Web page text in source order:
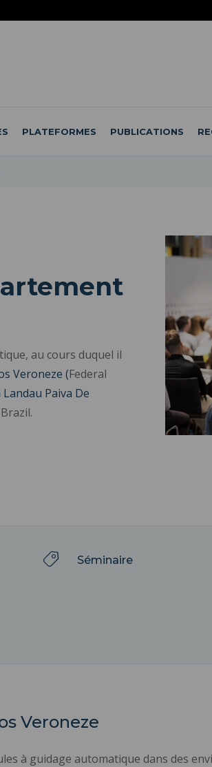
PLATEFORMES PUBLICATIONS
au cours duquel il
Veroneze (Federal
Landau Paiva De
Séminaire
Veroneze
à guidage automatique dans des